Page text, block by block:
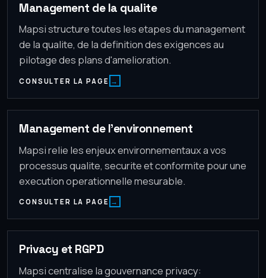
Management de la qualite
Mapsi structure toutes les etapes du management
de la qualite, de la definition des exigences au
pilotage des plans d'amelioration.
CONSULTER LA PAGE
Management de l'environnement
Mapsi relie les enjeux environnementaux a vos
processus qualite, securite et conformite pour une
execution operationnelle mesurable.
CONSULTER LA PAGE
Privacy et RGPD
Mapsi centralise la gouvernance privacy: